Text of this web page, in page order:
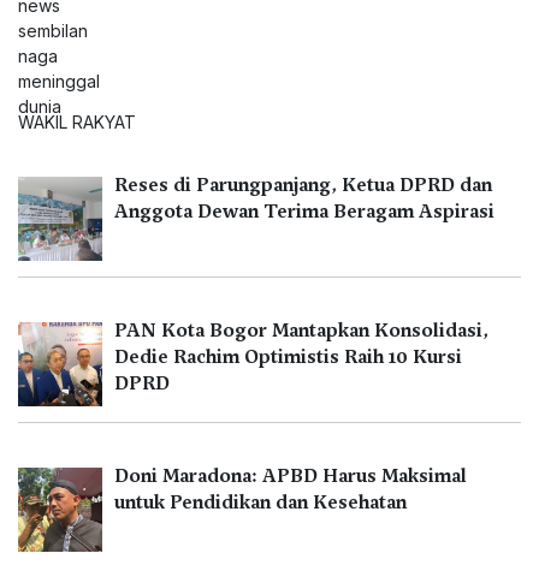
WAKIL RAKYAT
Reses di Parungpanjang, Ketua DPRD dan
Anggota Dewan Terima Beragam Aspirasi
PAN Kota Bogor Mantapkan Konsolidasi,
Dedie Rachim Optimistis Raih 10 Kursi
DPRD
Doni Maradona: APBD Harus Maksimal
untuk Pendidikan dan Kesehatan